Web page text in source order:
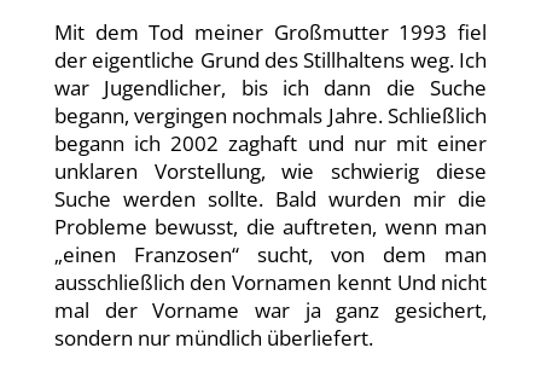
Mit dem Tod meiner Großmutter 1993 fiel
der eigentliche Grund des Stillhaltens weg. Ich
war Jugendlicher, bis ich dann die Suche
begann, vergingen nochmals Jahre. Schließlich
begann ich 2002 zaghaft und nur mit einer
unklaren Vorstellung, wie schwierig diese
Suche werden sollte. Bald wurden mir die
Probleme bewusst, die auftreten, wenn man
„einen Franzosen“ sucht, von dem man
ausschließlich den Vornamen kennt Und nicht
mal der Vorname war ja ganz gesichert,
sondern nur mündlich überliefert.